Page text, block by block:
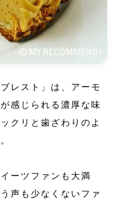
レスト」は、アーモ
感じられる濃厚な味
クリと歯ざわりのよ
ーツファンも大満
声も少なくないファ